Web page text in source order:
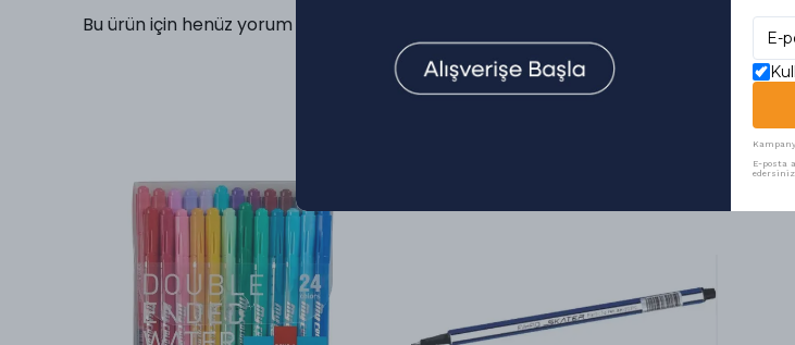
Bu ürün için henüz yorum yapılmamış.
Benzer
E-posta